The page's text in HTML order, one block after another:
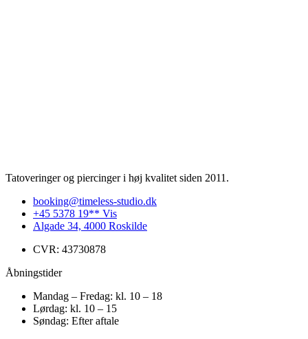
Tatoveringer og piercinger i høj kvalitet siden 2011.
booking@timeless-studio.dk
+45 5378 19** Vis
Algade 34, 4000 Roskilde
CVR: 43730878
Åbningstider
Mandag – Fredag: kl. 10 – 18
Lørdag: kl. 10 – 15
Søndag: Efter aftale